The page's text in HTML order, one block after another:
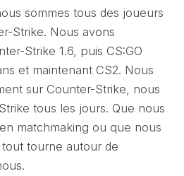
sommes tous des joueurs
Strike. Nous avons
Strike 1.6, puis CS:GO
et maintenant CS2. Nous
sur Counter-Strike, nous
tous les jours. Que nous
matchmaking ou que nous
tourne autour de